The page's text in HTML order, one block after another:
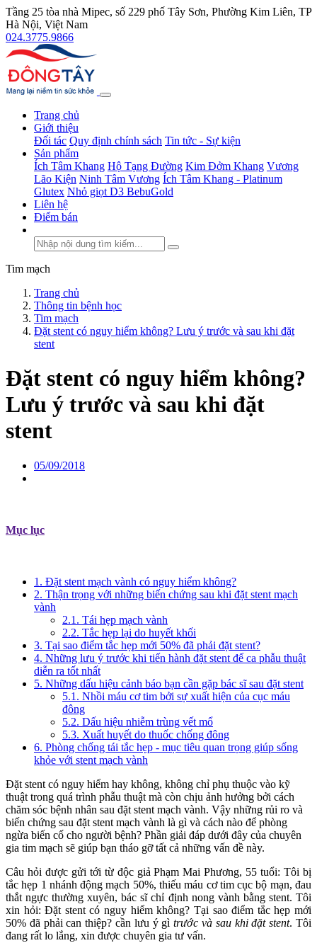
Tầng 25 tòa nhà Mipec, số 229 phố Tây Sơn, Phường Kim Liên, TP
Hà Nội, Việt Nam
024.3775.9866
Trang chủ
Giới thiệu
Đối tác Quy định chính sách Tin tức - Sự kiện
Sản phẩm
Ích Tâm Khang Hộ Tạng Đường Kim Đởm Khang Vương
Lão Kiện Ninh Tâm Vương Ích Tâm Khang - Platinum
Glutex Nhỏ giọt D3 BebuGold
Liên hệ
Điểm bán
Tim mạch
Trang chủ
Thông tin bệnh học
Tim mạch
Đặt stent có nguy hiểm không? Lưu ý trước và sau khi đặt
stent
Đặt stent có nguy hiểm không?
Lưu ý trước và sau khi đặt
stent
05/09/2018
Mục lục
1. Đặt stent mạch vành có nguy hiểm không?
2. Thận trọng với những biến chứng sau khi đặt stent mạch
vành
2.1. Tái hẹp mạch vành
2.2. Tắc hẹp lại do huyết khối
3. Tại sao điểm tắc hẹp mới 50% đã phải đặt stent?
4. Những lưu ý trước khi tiến hành đặt stent để ca phẫu thuật
diễn ra tốt nhất
5. Những dấu hiệu cảnh báo bạn cần gặp bác sĩ sau đặt stent
5.1. Nhồi máu cơ tim bởi sự xuất hiện của cục máu
đông
5.2. Dấu hiệu nhiễm trùng vết mổ
5.3. Xuất huyết do thuốc chống đông
6. Phòng chống tái tắc hẹp - mục tiêu quan trọng giúp sống
khỏe với stent mạch vành
Đặt stent có nguy hiểm hay không, không chỉ phụ thuộc vào kỹ
thuật trong quá trình phẫu thuật mà còn chịu ảnh hưởng bởi cách
chăm sóc bệnh nhân sau đặt stent mạch vành. Vậy những rủi ro và
biến chứng sau đặt stent mạch vành là gì và cách nào để phòng
ngừa biến cố cho người bệnh? Phần giải đáp dưới đây của chuyên
gia tim mạch sẽ giúp bạn tháo gỡ tất cả những vấn đề này.
Câu hỏi được gửi tới từ độc giả Phạm Mai Phương, 55 tuổi: Tôi bị
tắc hẹp 1 nhánh động mạch 50%, thiếu máu cơ tim cục bộ mạn, đau
thắt ngực thường xuyên, bác sĩ chỉ định nong vành bằng stent. Tôi
xin hỏi: Đặt stent có nguy hiểm không? Tại sao điểm tắc hẹp mới
50% đã phải can thiệp? cần lưu ý gìtrước và sau khi đặt stent. Tôi
đang rất lo lắng, xin được chuyên gia tư vấn.